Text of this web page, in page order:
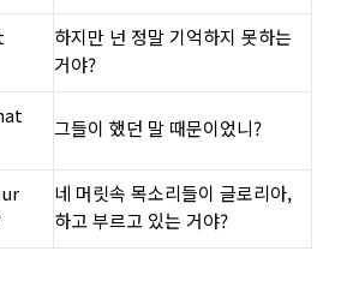
하지만 넌 정말 기억하지 못하는
거야?
그들이 했던 말 때문이었니?
네 머릿속 목소리들이 글로리아,
하고 부르고 있는 거야?